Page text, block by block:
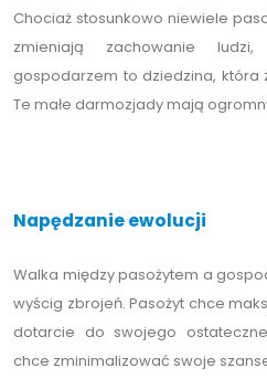
Chociaż stosunkowo niewiele
zmieniają zachowanie ludzi,
gospodarzem to dziedzina, która
Te małe darmozjady mają
Napędzanie ewolucji
Walka między pasożytem a
wyścig zbrojeń. Pasożyt chce
dotarcie do swojego
chce zminimalizować swoje